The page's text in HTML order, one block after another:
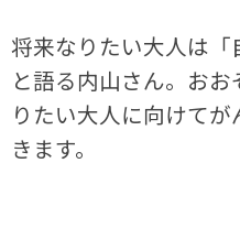
将来なりたい大人は「
と語る内山さん。お
りたい大人に向けて
きます。